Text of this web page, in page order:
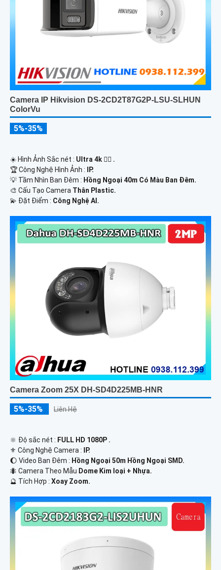
Camera IP Hikvision DS-2CD2T87G2P-LSU-SLHUN
ColorVu
5%-35%
☀️ Hình Ảnh Sắc nét : Ultra 4k 👍🏾 .
🏆 Công Nghệ Hình Ảnh : IP.
💡 Tầm Nhìn Ban Đêm : Hồng Ngoại 40m Có Màu Ban Ðêm.
🎨 Cấu Tạo Camera Thân Plastic.
️💫 Đặt Điểm : Công Nghệ AI.
Camera Zoom 25X DH-SD4D225MB-HNR
5%-35% Liên Hệ
🔆 Độ sắc nét : FULL HD 1080P .
⚜️ Công Nghệ Camera :
IP.
🌔 Video Ban Đêm : Hồng Ngoại 50m Hồng Ngoại SMD.
🐜 Camera Theo Mẫu Dome Kim loại + Nhựa.
️🔮 Tích Hợp : Xoay Zoom.